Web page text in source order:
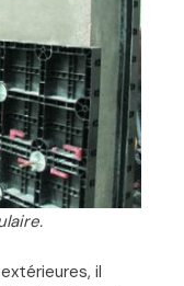
il